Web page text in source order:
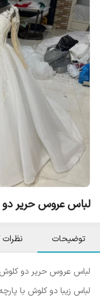
لباس عروس حریر دو
توضیحات نظرات
لباس زیبا دو کلوش با